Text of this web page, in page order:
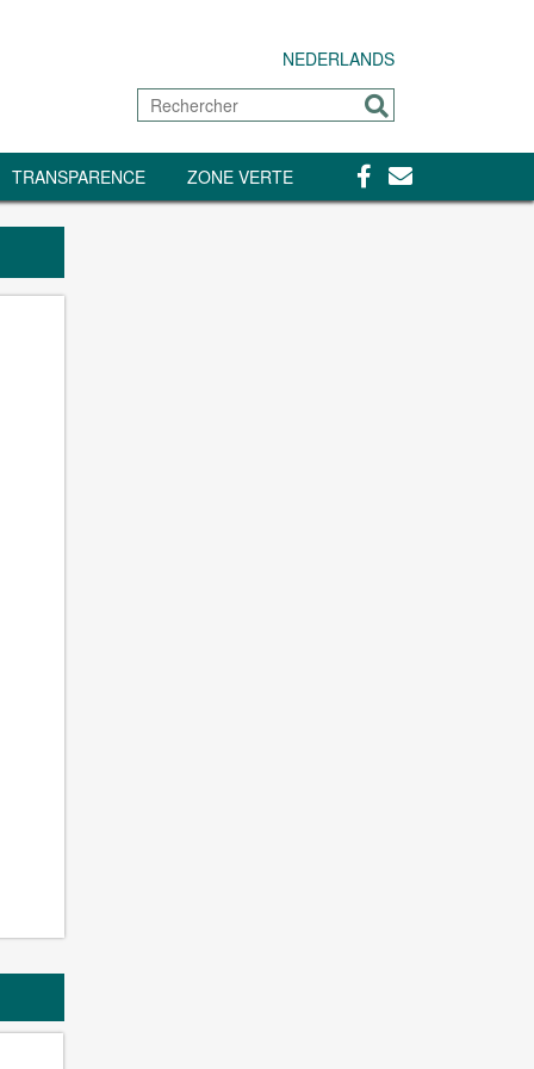
NEDERLANDS
Rechercher
Envoyer
TRANSPARENCE ZONE VERTE Facebook
Contact